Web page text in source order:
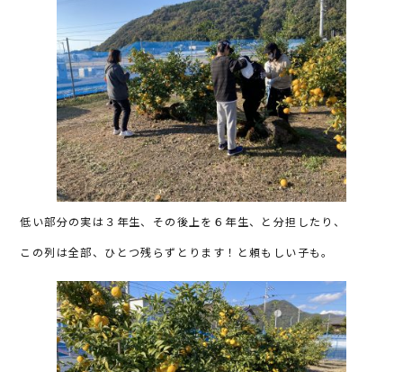
低い部分の実は３年生、その後上を６年生、と分担したり、
この列は全部、ひとつ残らずとります！と頼もしい子も。